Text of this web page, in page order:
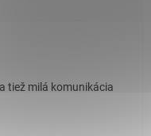
tiež milá komunikácia